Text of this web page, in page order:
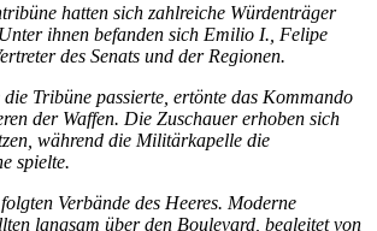
hatten sich zahlreiche Würdenträger
ihnen befanden sich Emilio I., Felipe
des Senats und der Regionen.
Tribüne passierte, ertönte das Kommando
der Waffen. Die Zuschauer erhoben sich
während die Militärkapelle die
spielte.
Verbände des Heeres. Moderne
langsam über den Boulevard, begleitet von